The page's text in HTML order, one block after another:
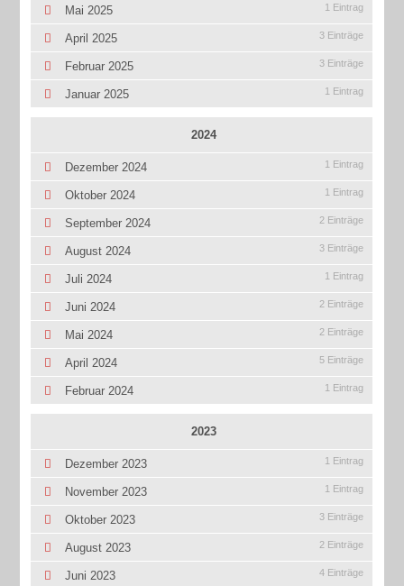
Mai 2025 1 Eintrag
April 2025 3 Einträge
Februar 2025 3 Einträge
Januar 2025 1 Eintrag
2024
Dezember 2024 1 Eintrag
Oktober 2024 1 Eintrag
September 2024 2 Einträge
August 2024 3 Einträge
Juli 2024 1 Eintrag
Juni 2024 2 Einträge
Mai 2024 2 Einträge
April 2024 5 Einträge
Februar 2024 1 Eintrag
2023
Dezember 2023 1 Eintrag
November 2023 1 Eintrag
Oktober 2023 3 Einträge
August 2023 2 Einträge
Juni 2023 4 Einträge